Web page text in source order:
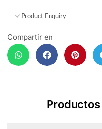
Product Enquiry
Compartir en